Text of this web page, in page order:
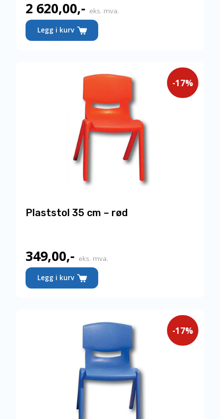
2 620,00,- eks. mva.
Legg i kurv
-17%
Plaststol 35 cm – rød
349,00,-
Nåværende
pris
er:
eks. mva.
Legg i kurv
-17%